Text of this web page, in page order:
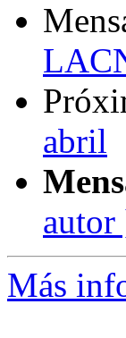
abril
autor
Más